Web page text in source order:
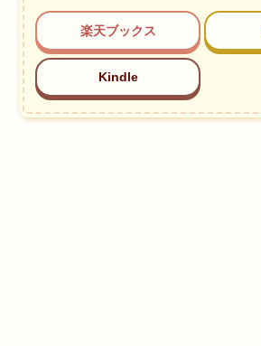
楽天ブックス
Kindle